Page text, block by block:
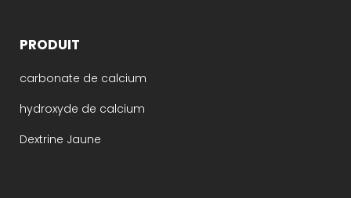
PRODUIT
carbonate de calcium
hydroxyde de calcium
Dextrine Jaune